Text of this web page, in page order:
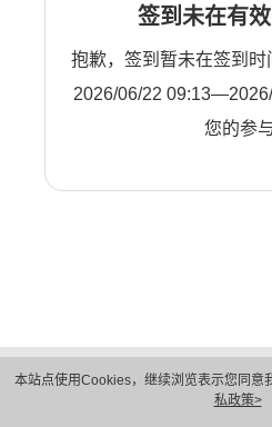
本站点使用Cookies，继续浏览表示您同意
私政策>
签到未在有
抱歉，签到暂未在签到
2026/06/22
您的参与
隐私保护